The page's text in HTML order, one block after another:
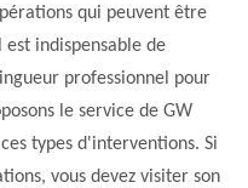
qui peuvent être
indispensable de
professionnel pour
le service de GW
types d'interventions. Si
vous devez visiter son